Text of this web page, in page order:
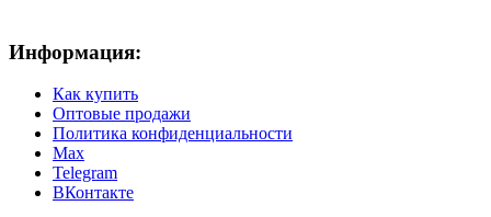
Информация:
Как купить
Оптовые продажи
Политика конфиденциальности
Max
Telegram
ВКонтакте